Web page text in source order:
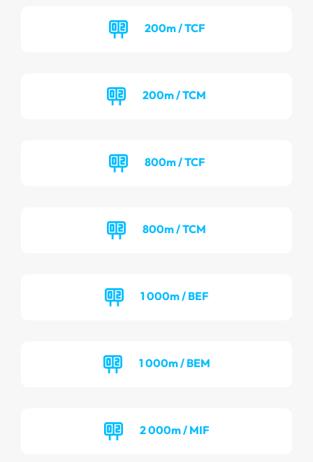
200m / TCF
200m / TCM
800m / TCF
800m / TCM
1 000m / BEF
1 000m / BEM
2 000m / MIF